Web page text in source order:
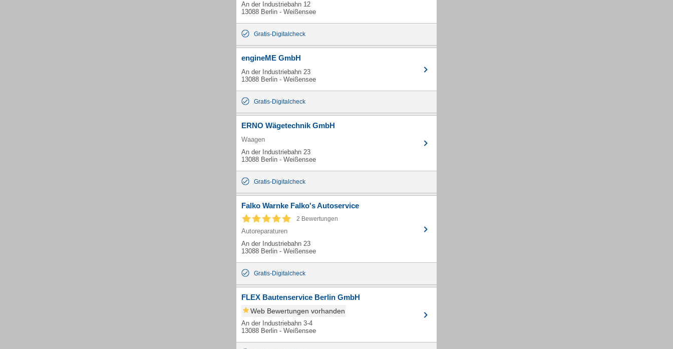
An der Industriebahn 12
13088 Berlin - Weißensee
Gratis-Digitalcheck
engineME GmbH
An der Industriebahn 23
13088 Berlin - Weißensee
Gratis-Digitalcheck
ERNO Wägetechnik GmbH
Waagen
An der Industriebahn 23
13088 Berlin - Weißensee
Gratis-Digitalcheck
Falko Warnke Falko's Autoservice
2 Bewertungen
Autoreparaturen
An der Industriebahn 23
13088 Berlin - Weißensee
Gratis-Digitalcheck
FLEX Bautenservice Berlin GmbH
Web Bewertungen vorhanden
An der Industriebahn 3-4
13088 Berlin - Weißensee